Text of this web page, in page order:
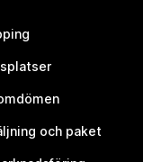
och paket